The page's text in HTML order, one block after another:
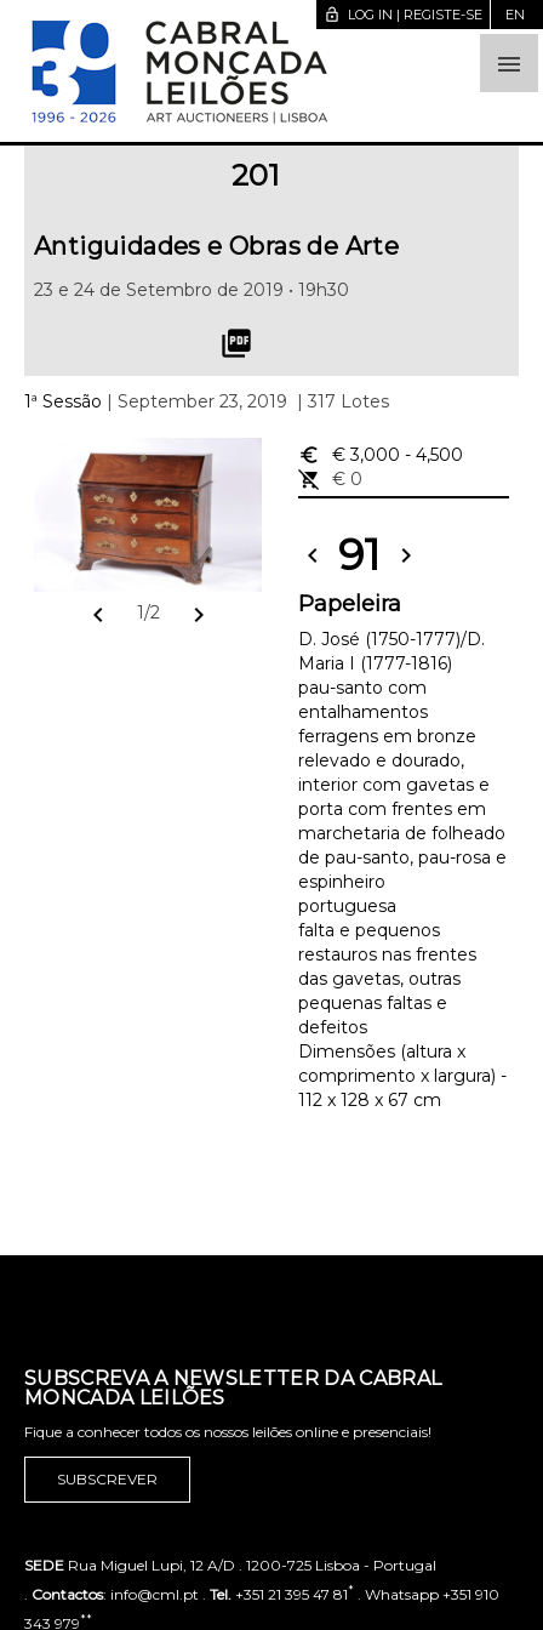

lock_open LOG IN | REGISTE-SE EN
201
Antiguidades e Obras de Arte
23 e 24 de Setembro de 2019 • 19h30
picture_as_pdf
1ª Sessão | September 23, 2019 | 317 Lotes
chevron_left 1/2 chevron_right
euro_symbol € 3,000 - 4,500
remove_shopping_cart
€ 0
chevron_left 91 chevron_right
Papeleira
D. José (1750-1777)/D.
Maria I (1777-1816)
pau-santo com
entalhamentos
ferragens em bronze
relevado e dourado,
interior com gavetas e
porta com frentes em
marchetaria de folheado
de pau-santo, pau-rosa e
espinheiro
portuguesa
falta e pequenos
restauros nas frentes
das gavetas, outras
pequenas faltas e
defeitos
Dimensões (altura x
comprimento x largura) -
112 x 128 x 67 cm
SUBSCREVA A NEWSLETTER DA CABRAL
MONCADA LEILÕES
Fique a conhecer todos os nossos leilões online e presenciais!
SUBSCREVER
SEDE Rua Miguel Lupi, 12 A/D . 1200-725 Lisboa - Portugal
Contactos: info@cml.pt . Tel. +351 21 395 47 81* . Whatsapp +351 910
343 979**